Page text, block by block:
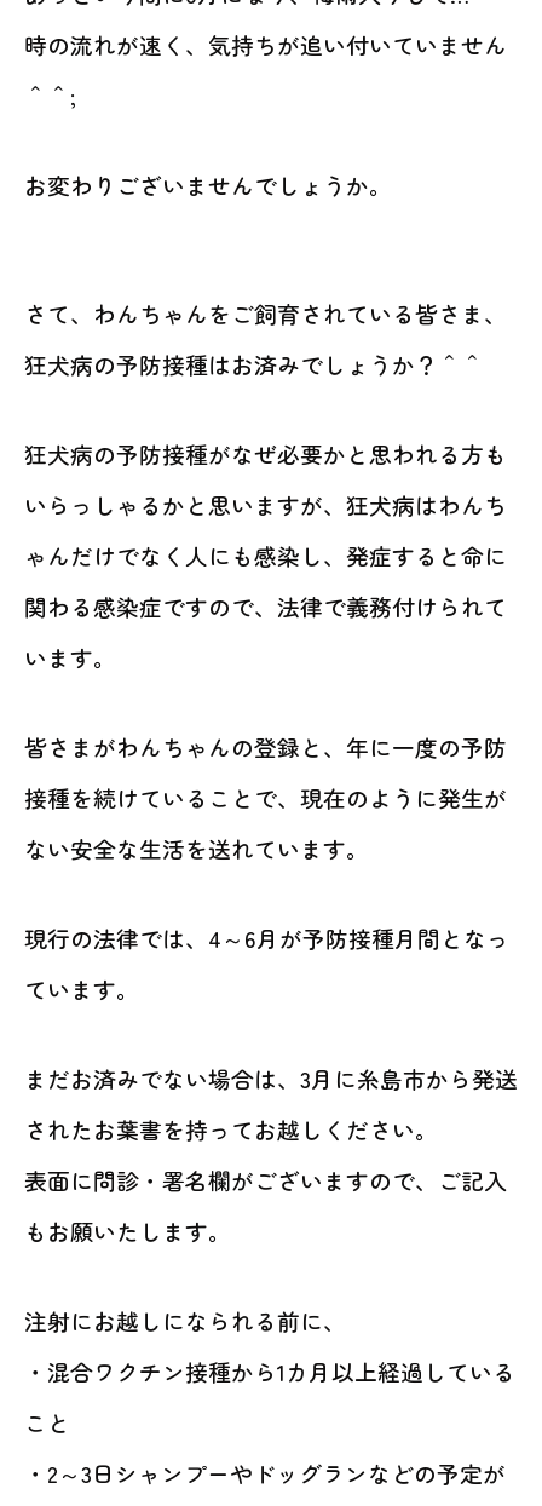
9:00-12:00/15:00-19:00｜木曜休診
092-321-2565
時の流れが速く、気持ちが追い付いていません
＾＾;
お変わりございませんでしょうか。
さて、わんちゃんをご飼育されている皆さま、
狂犬病の予防接種はお済みでしょうか？＾＾
狂犬病の予防接種がなぜ必要かと思われる方も
いらっしゃるかと思いますが、狂犬病はわんち
ゃんだけでなく人にも感染し、発症すると命に
関わる感染症ですので、法律で義務付けられて
います。
皆さまがわんちゃんの登録と、年に一度の予防
接種を続けていることで、現在のように発生が
ない安全な生活を送れています。
現行の法律では、4～6月が予防接種月間となっ
ています。
まだお済みでない場合は、3月に糸島市から発送
されたお葉書を持ってお越しください。
表面に問診・署名欄がございますので、ご記入
もお願いたします。
注射にお越しになられる前に、
・混合ワクチン接種から1カ月以上経過している
こと
・2～3日シャンプーやドッグランなどの予定が